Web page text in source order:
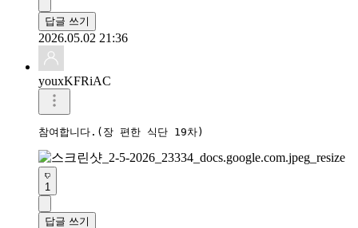
답글 쓰기
2026.05.02 21:36
youxKFRiAC
참여합니다.(장 편한 식단 19차)
1
답글 쓰기